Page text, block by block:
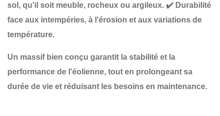
sol , qu'il soit meuble, rocheux ou argileux. ✔️ Durabilité
face aux intempéries, à l'érosion et aux variations de
température.
Un massif bien conçu garantit la stabilité et la
performance de l'éolienne, tout en prolongeant sa
durée de vie et réduisant les besoins en maintenance.